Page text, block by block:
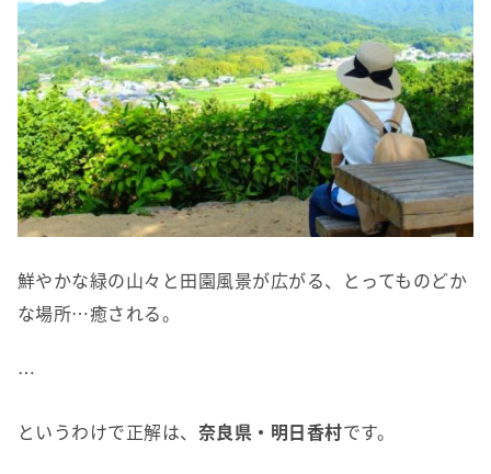
鮮やかな緑の山々と田園風景が広がる、とってものどか
な場所…癒される。
…
というわけで正解は、 奈良県・明日香村です。